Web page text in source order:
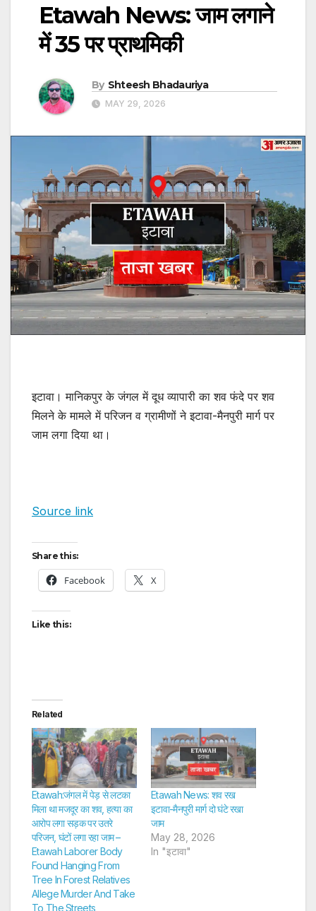
Etawah News: जाम लगाने
में 35 पर प्राथमिकी
By Shteesh Bhadauriya
MAY 29, 2026
इटावा। मानिकपुर के जंगल में दूध व्यापारी का शव फंदे पर शव
मिलने के मामले में परिजन व ग्रामीणों ने इटावा-मैनपुरी मार्ग पर
जाम लगा दिया था।
Source link
Share this:
Facebook X
Like this:
Related
Etawah:जंगल में पेड़ से लटका
मिला था मजदूर का शव, हत्या का
आरोप लगा सड़क पर उतरे
परिजन, घंटों लगा रहा जाम –
Etawah Laborer Body
Found Hanging From
Tree In Forest Relatives
Allege Murder And Take
To The Streets
Etawah News: शव रख
इटावा-मैनपुरी मार्ग दो घंटे रखा
जाम
May 28, 2026
In "इटावा"